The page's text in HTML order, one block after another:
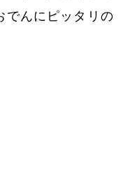
でんにピッタリの